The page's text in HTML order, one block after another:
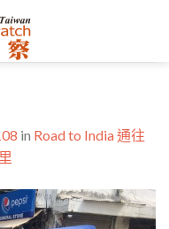
in Road to India 通往